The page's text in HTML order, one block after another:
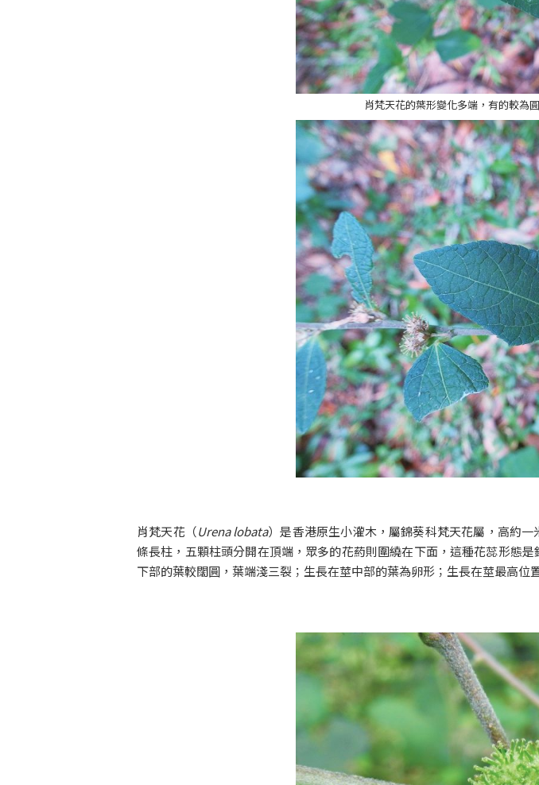
肖梵天花的葉形變化多端，有的較為
肖梵天花（Urena lobata）是香港原生小灌木，屬錦葵科梵天花屬，高約
條長柱，五顆柱頭分開在頂端，眾多的花葯則圍繞在下面，這種花蕊形態
下部的葉較闊圓，葉端淺三裂；生長在莖中部的葉為卵形；生長在莖最高位